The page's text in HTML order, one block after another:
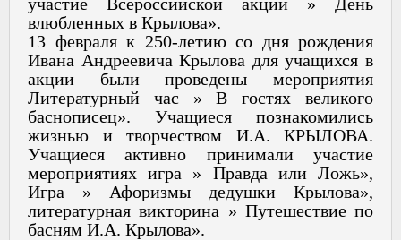
влюбленных в Крылова».
13 февраля к 250-летию со дня рождения
Ивана Андреевича Крылова для учащихся в
акции были проведены мероприятия
Литературный час » В гостях великого
баснописец». Учащиеся познакомились
жизнью и творчеством И.А. КРЫЛОВА.
Учащиеся активно принимали участие
мероприятиях игра » Правда или Ложь»,
Игра » Афоризмы дедушки Крылова»,
литературная викторина » Путешествие по
басням И.А. Крылова».